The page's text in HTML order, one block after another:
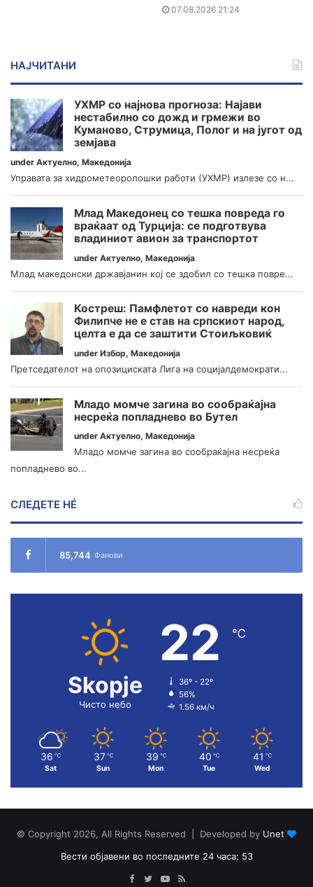
07.08.2026 21:24
НАЈЧИТАНИ
УХМР со најнова прогноза: Најави
нестабилно со дожд и грмежи во
Куманово, Струмица, Полог и на југот од
земјава
under Актуелно, Македонија
Управата за хидрометеоролошки работи (УХМР) излезе со н...
Млад Македонец со тешка повреда го
враќаат од Турција: се подготвува
владиниот авион за транспортот
under Актуелно, Македонија
Млад македонски државјанин кој се здобил со тешка повре...
Костреш: Памфлетот со навреди кон
Филипче не е став на српскиот народ,
целта е да се заштити Стоиљковиќ
under Избор, Македонија
Претседателот на опозициската Лига на социјалдемократи...
Младо момче загина во сообраќајна
несреќа попладнево во Бутел
under Актуелно, Македонија
Младо момче загина во сообраќајна несреќа
попладнево во...
СЛЕДЕТЕ НÉ
85,744 Фанови
Skopje
Чисто небо
22 ℃
36º - 22º
56%
1.56 км/ч
36 ℃
Sat
37 ℃
Sun
39 ℃
Mon
40 ℃
Tue
41 ℃
Wed
© Copyright 2026, All Rights Reserved | Developed by Unet
Вести објавени во последните 24 часа: 53
Facebook
TwitterYouTube
RSS